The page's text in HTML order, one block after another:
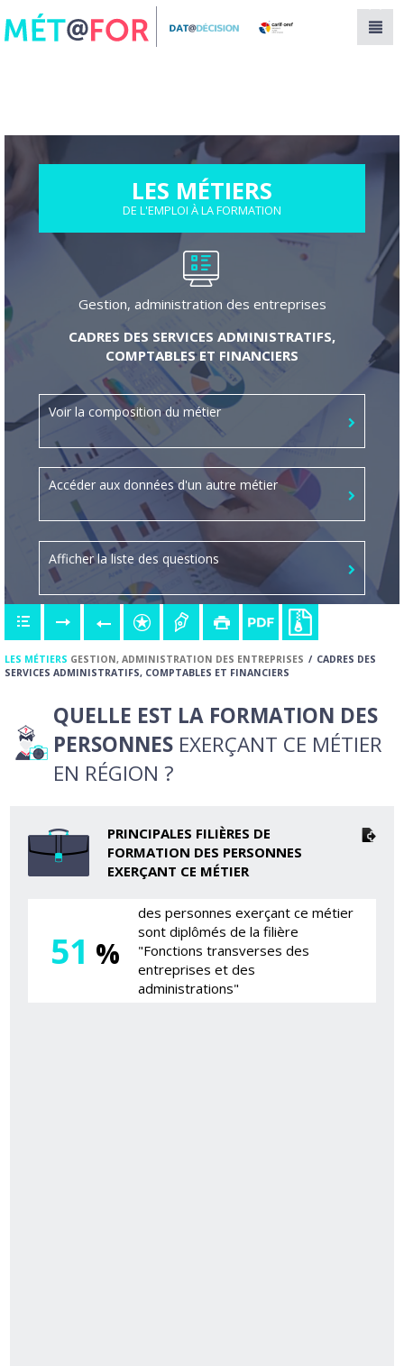
Panneau de gestion des cookies
LES MÉTIERS
DE L'EMPLOI À LA FORMATION
Gestion, administration des entreprises
CADRES DES SERVICES ADMINISTRATIFS,
COMPTABLES ET FINANCIERS
Voir la composition du métier
Accéder aux données d'un autre métier
Afficher la liste des questions
LES MÉTIERS GESTION, ADMINISTRATION DES ENTREPRISES
CADRES DES
SERVICES ADMINISTRATIFS, COMPTABLES ET FINANCIERS
QUELLE EST LA FORMATION DES
PERSONNES EXERÇANT CE MÉTIER
EN RÉGION ?
PRINCIPALES FILIÈRES DE
FORMATION DES PERSONNES
EXERÇANT CE MÉTIER
51 %
des personnes exerçant ce métier
sont diplômés de la filière
"Fonctions transverses des
entreprises et des
administrations"